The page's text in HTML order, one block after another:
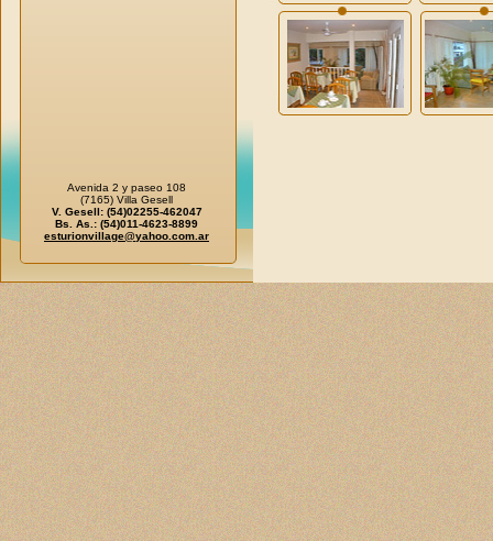
Avenida 2 y paseo 108
(7165) Villa Gesell
V. Gesell: (54)02255-462047
Bs. As.: (54)011-4623-8899
esturionvillage@yahoo.com.ar